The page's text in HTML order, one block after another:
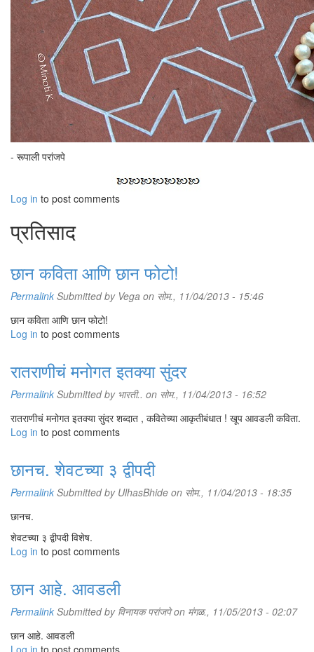
- रूपाली परांजपे
Log in to post comments
प्रतिसाद
छान कविता आणि छान फोटो!
Permalink Submitted by Vega on सोम., 11/04/2013 - 15:46
छान कविता आणि छान फोटो!
Log in to post comments
रातराणीचं मनोगत इतक्या सुंदर
Permalink Submitted by भारती.. on सोम., 11/04/2013 - 16:52
रातराणीचं मनोगत इतक्या सुंदर शब्दात , कवितेच्या आकृतीबंधात ! खूप आवडली कविता.
Log in to post comments
छानच. शेवटच्या ३ द्वीपदी
Permalink Submitted by UlhasBhide on सोम., 11/04/2013 - 18:35
छानच.
शेवटच्या ३ द्वीपदी विशेष.
Log in to post comments
छान आहे. आवडली
Permalink Submitted by विनायक परांजपेon मंगळ., 11/05/2013 - 02:07
छान आहे. आवडली
Log in to post comments